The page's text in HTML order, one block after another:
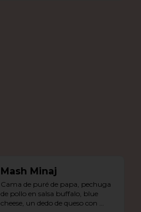
Mash Minaj
Cama de puré de papa, pechuga
de pollo en salsa buffalo, blue
cheese, un dedo de queso con